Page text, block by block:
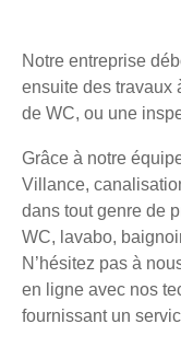
Notre entreprise
ensuite des travaux
de WC, ou une
Grâce à notre
Villance,
dans tout genre de
WC, lavabo,
N’hésitez pas à
en ligne avec nos
fournissant un